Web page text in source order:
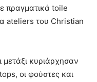
πραγματικά toile
ateliers του Christian
μετάξι κυριάρχησαν
οι φούστες και